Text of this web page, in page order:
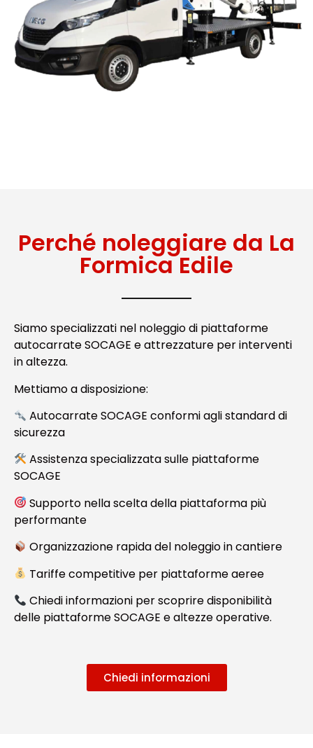
Perché noleggiare da La
Formica Edile
Siamo specializzati nel noleggio di piattaforme
autocarrate SOCAGE e attrezzature per interventi
in altezza.
Mettiamo a disposizione:
Autocarrate SOCAGE conformi agli standard di
sicurezza
Assistenza specializzata sulle piattaforme
SOCAGE
Supporto nella scelta della piattaforma più
performante
Organizzazione rapida del noleggio in cantiere
Tariffe competitive per piattaforme aeree
Chiedi informazioni per scoprire disponibilità
delle piattaforme SOCAGE e altezze operative.
Chiedi informazioni